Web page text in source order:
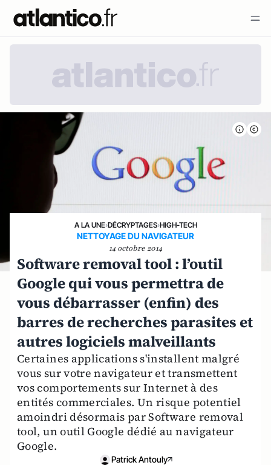
A LA UNE›DÉCRYPTAGES›HIGH-TECH
NETTOYAGE DU NAVIGATEUR
14 octobre 2014
Software removal tool : l’outil
Google qui vous permettra de
vous débarrasser (enfin) des
barres de recherches parasites et
autres logiciels malveillants
Certaines applications s'installent malgré
vous sur votre navigateur et transmettent
vos comportements sur Internet à des
entités commerciales. Un risque potentiel
amoindri désormais par Software removal
tool, un outil Google dédié au navigateur
Google.
Patrick Antouly